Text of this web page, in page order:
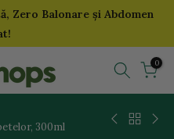
Zero Balonare și Abdomen
0
300ml